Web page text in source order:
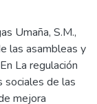
Umaña, S.M.,
las asambleas y
La regulación
sociales de las
mejora